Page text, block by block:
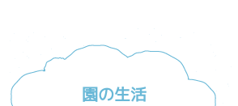
園の生活